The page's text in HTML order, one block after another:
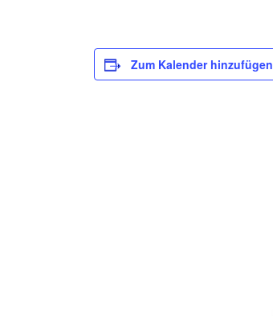
Zum Kalender hinzufügen